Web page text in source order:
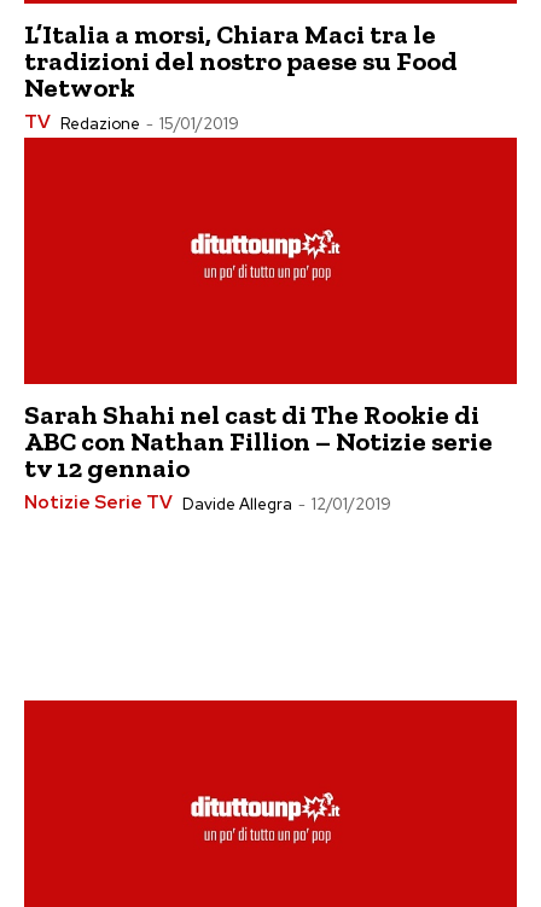
L’Italia a morsi, Chiara Maci tra le
tradizioni del nostro paese su Food
Network
TV Redazione - 15/01/2019
Sarah Shahi nel cast di The Rookie di
ABC con Nathan Fillion – Notizie serie
tv 12 gennaio
Notizie Serie TV Davide Allegra - 12/01/2019